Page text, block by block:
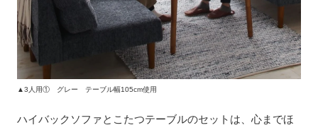
▲3人用① グレー テーブル幅105cm使用
ハイバックソファとこたつテーブルのセットは、心までほ